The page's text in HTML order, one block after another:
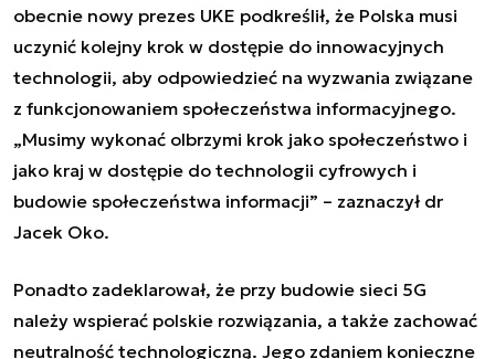
obecnie nowy prezes UKE podkreślił, że Polska musi
uczynić kolejny krok w dostępie do innowacyjnych
technologii, aby odpowiedzieć na wyzwania związane
z funkcjonowaniem społeczeństwa informacyjnego.
„Musimy wykonać olbrzymi krok jako społeczeństwo i
jako kraj w dostępie do technologii cyfrowych i
budowie społeczeństwa informacji” – zaznaczył dr
Jacek Oko.
Ponadto zadeklarował, że przy budowie sieci 5G
należy wspierać polskie rozwiązania, a także zachować
neutralność technologiczną. Jego zdaniem konieczne